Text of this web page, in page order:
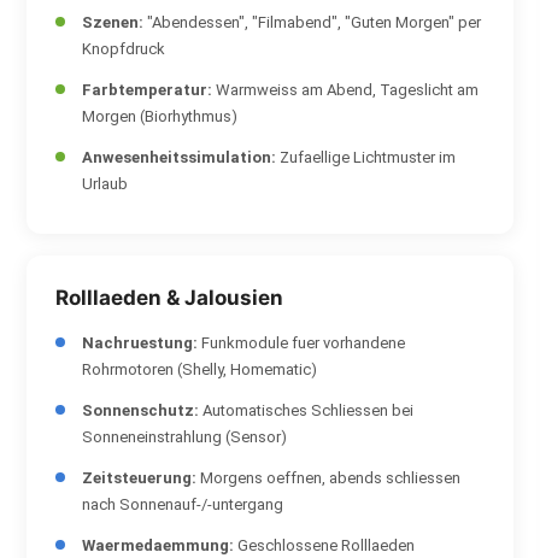
Szenen: "Abendessen", "Filmabend", "Guten Morgen" per
Knopfdruck
Farbtemperatur: Warmweiss am Abend, Tageslicht am
Morgen (Biorhythmus)
Anwesenheitssimulation: Zufaellige Lichtmuster im
Urlaub
Rolllaeden & Jalousien
Nachruestung: Funkmodule fuer vorhandene
Rohrmotoren (Shelly, Homematic)
Sonnenschutz: Automatisches Schliessen bei
Sonneneinstrahlung (Sensor)
Zeitsteuerung: Morgens oeffnen, abends schliessen
nach Sonnenauf-/-untergang
Waermedaemmung: Geschlossene Rolllaeden